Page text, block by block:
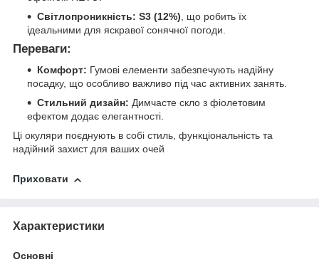
Світлопроникність: S3 (12%) , що робить їх
ідеальними для яскравої сонячної погоди.
Переваги:
Комфорт: Гумові елементи забезпечують надійну
посадку, що особливо важливо під час активних занять.
Стильний дизайн: Димчасте скло з фіолетовим
ефектом додає елегантності.
Ці окуляри поєднують в собі стиль, функціональність та
надійний захист для ваших очей
Приховати
Характеристики
Основні